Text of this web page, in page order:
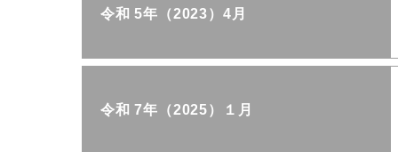
令和 5年（2023）4月
令和 7年（2025）１月